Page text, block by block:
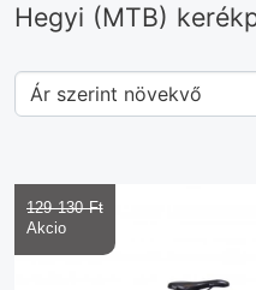
Hegyi (MTB)
129 130 Ft‎